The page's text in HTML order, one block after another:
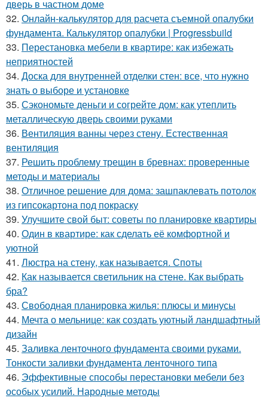
дверь в частном доме
32. Онлайн-калькулятор для расчета съемной опалубки
фундамента. Калькулятор опалубки | Progressbuild
33. Перестановка мебели в квартире: как избежать
неприятностей
34. Доска для внутренней отделки стен: все, что нужно
знать о выборе и установке
35. Сэкономьте деньги и согрейте дом: как утеплить
металлическую дверь своими руками
36. Вентиляция ванны через стену. Естественная
вентиляция
37. Решить проблему трещин в бревнах: проверенные
методы и материалы
38. Отличное решение для дома: зашпаклевать потолок
из гипсокартона под покраску
39. Улучшите свой быт: советы по планировке квартиры
40. Один в квартире: как сделать её комфортной и
уютной
41. Люстра на стену, как называется. Споты
42. Как называется светильник на стене. Как выбрать
бра?
43. Свободная планировка жилья: плюсы и минусы
44. Мечта о мельнице: как создать уютный ландшафтный
дизайн
45. Заливка ленточного фундамента своими руками.
Тонкости заливки фундамента ленточного типа
46. Эффективные способы перестановки мебели без
особых усилий. Народные методы